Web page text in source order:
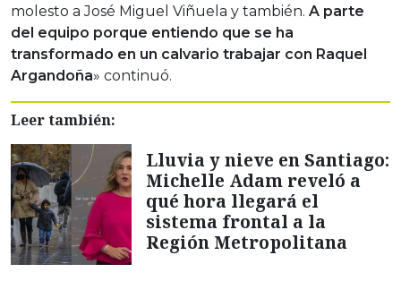
molesto a José Miguel Viñuela y también. A parte
del equipo porque entiendo que se ha
transformado en un calvario trabajar con Raquel
Argandoña» continuó.
Leer también:
Lluvia y nieve en Santiago:
Michelle Adam reveló a
qué hora llegará el
sistema frontal a la
Región Metropolitana